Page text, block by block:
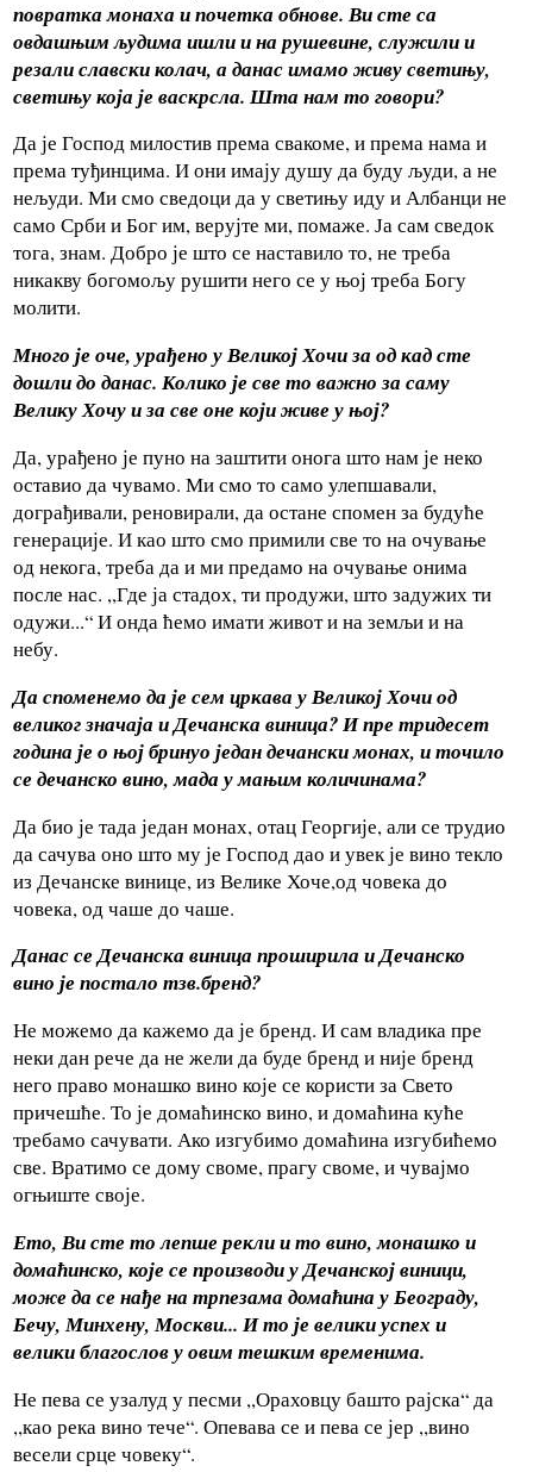
повратка монаха и почетка обнове. Ви сте са
овдашњим људима ишли и на рушевине, служили и
резали славски колач, а данас имамо живу светињу,
светињу која је васкрсла. Шта нам то говори?
Да је Господ милостив према свакоме, и према нама и
према туђинцима. И они имају душу да буду људи, а не
нељуди. Ми смо сведоци да у светињу иду и Албанци не
само Срби и Бог им, верујте ми, помаже. Ја сам сведок
тога, знам. Добро је што се наставило то, не треба
никакву богомољу рушити него се у њој треба Богу
молити.
Много је оче, урађено у Великој Хочи за од кад сте
дошли до данас. Колико је све то важно за саму
Велику Хочу и за све оне који живе у њој?
Да, урађено је пуно на заштити онога што нам је неко
оставио да чувамо. Ми смо то само улепшавали,
дограђивали, реновирали, да остане спомен за будуће
генерације. И као што смо примили све то на очување
од некога, треба да и ми предамо на очување онима
после нас. ,,Где ја стадох, ти продужи, што задужих ти
одужи...“ И онда ћемо имати живот и на земљи и на
небу.
Да споменемо да је сем цркава у Великој Хочи од
великог значаја и Дечанска виница? И пре тридесет
година је о њој бринуо један дечански монах, и точило
се дечанско вино, мада у мањим количинама?
Да био је тада један монах, отац Георгије, али се трудио
да сачува оно што му је Господ дао и увек је вино текло
из Дечанске винице, из Велике Хоче,од човека до
човека, од чаше до чаше.
Данас се Дечанска виница проширила и Дечанско
вино је постало тзв.бренд?
Не можемо да кажемо да је бренд. И сам владика пре
неки дан рече да не жели да буде бренд и није бренд
него право монашко вино које се користи за Свето
причешће. То је домаћинско вино, и домаћина куће
требамо сачувати. Ако изгубимо домаћина изгубићемо
све. Вратимо се дому своме, прагу своме, и чувајмо
огњиште своје.
Ето, Ви сте то лепше рекли и то вино, монашко и
домаћинско, које се производи у Дечанској виници,
може да се нађе на трпезама домаћина у Београду,
Бечу, Минхену, Москви... И то је велики успех и
велики благослов у овим тешким временима.
Не пева се узалуд у песми ,,Ораховцу башто рајска“ да
,,као река вино тече“. Опевава се и пева се јер ,,вино
весели срце човеку“.